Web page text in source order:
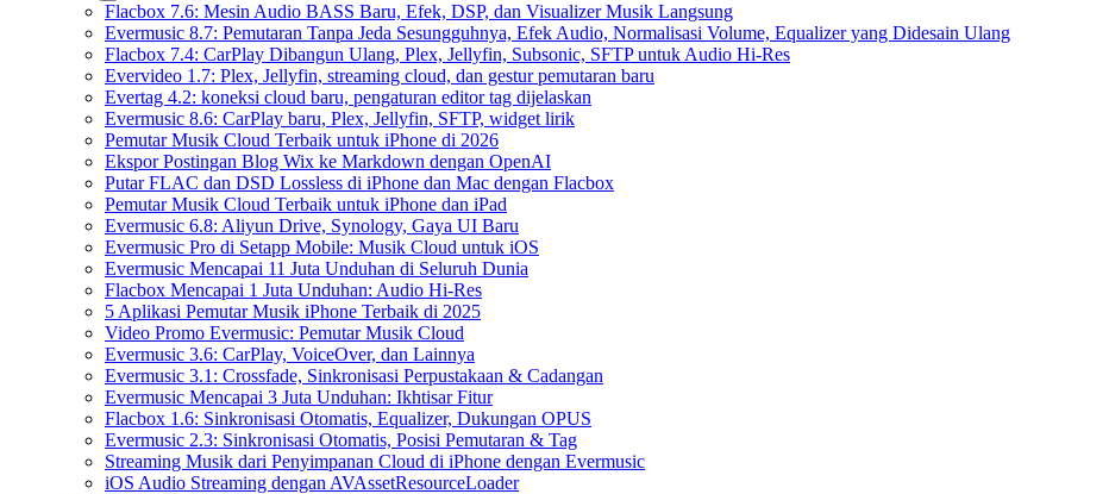
Flacbox 7.6: Mesin Audio BASS Baru, Efek, DSP, dan Visualizer Musik Langsung
Evermusic 8.7: Pemutaran Tanpa Jeda Sesungguhnya, Efek Audio, Normalisasi Volume, Equalizer yang Didesain Ulang
Flacbox 7.4: CarPlay Dibangun Ulang, Plex, Jellyfin, Subsonic, SFTP untuk Audio Hi-Res
Evervideo 1.7: Plex, Jellyfin, streaming cloud, dan gestur pemutaran baru
Evertag 4.2: koneksi cloud baru, pengaturan editor tag dijelaskan
Evermusic 8.6: CarPlay baru, Plex, Jellyfin, SFTP, widget lirik
Pemutar Musik Cloud Terbaik untuk iPhone di 2026
Ekspor Postingan Blog Wix ke Markdown dengan OpenAI
Putar FLAC dan DSD Lossless di iPhone dan Mac dengan Flacbox
Pemutar Musik Cloud Terbaik untuk iPhone dan iPad
Evermusic 6.8: Aliyun Drive, Synology, Gaya UI Baru
Evermusic Pro di Setapp Mobile: Musik Cloud untuk iOS
Evermusic Mencapai 11 Juta Unduhan di Seluruh Dunia
Flacbox Mencapai 1 Juta Unduhan: Audio Hi-Res
5 Aplikasi Pemutar Musik iPhone Terbaik di 2025
Video Promo Evermusic: Pemutar Musik Cloud
Evermusic 3.6: CarPlay, VoiceOver, dan Lainnya
Evermusic 3.1: Crossfade, Sinkronisasi Perpustakaan & Cadangan
Evermusic Mencapai 3 Juta Unduhan: Ikhtisar Fitur
Flacbox 1.6: Sinkronisasi Otomatis, Equalizer, Dukungan OPUS
Evermusic 2.3: Sinkronisasi Otomatis, Posisi Pemutaran & Tag
Streaming Musik dari Penyimpanan Cloud di iPhone dengan Evermusic
iOS Audio Streaming dengan AVAssetResourceLoader